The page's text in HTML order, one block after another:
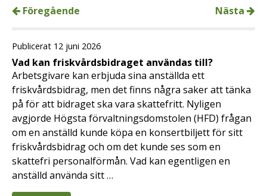
Föregående Nästa
Publicerat 12 juni 2026
Vad kan friskvårdsbidraget användas till?
Arbetsgivare kan erbjuda sina anställda ett
friskvårdsbidrag, men det finns några saker att tänka
på för att bidraget ska vara skattefritt. Nyligen
avgjorde Högsta förvaltningsdomstolen (HFD) frågan
om en anställd kunde köpa en konsertbiljett för sitt
friskvårdsbidrag och om det kunde ses som en
skattefri personalförmån. Vad kan egentligen en
anställd använda sitt …